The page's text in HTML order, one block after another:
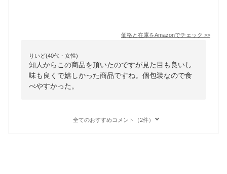
価格と在庫をAmazonでチェック >>
りいど(40代・女性)
知人からこの商品を頂いたのですが見た目も良いし
味も良くで嬉しかった商品ですね。個包装なので食
べやすかった。
全てのおすすめコメント（2件）